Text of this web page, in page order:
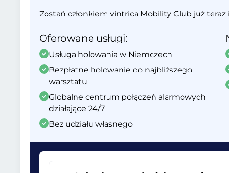
Zostań członkiem vintrica Mobility Club już teraz
Oferowane usługi:
Usługa holowania w Niemczech
Bezpłatne holowanie do najbliższego
warsztatu
Globalne centrum połączeń alarmowych
działające 24/7
Bez udziału własnego